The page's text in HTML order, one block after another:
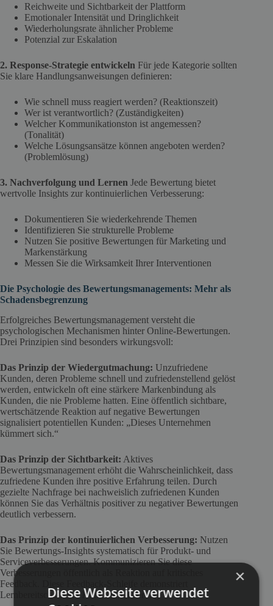
Reichweite und Sichtbarkeit der Plattform
Emotionaler Intensität und Dringlichkeit
Wiederholungsrate ähnlicher Probleme
Potenzial zur Eskalation
2. Response-Strategie entwickeln Für jede Kategorie sollten
Sie klare Handlungsanweisungen definieren:
Wie schnell muss reagiert werden? (Reaktionszeit)
Wer ist verantwortlich? (Zuständigkeiten)
Welcher Kommunikationston ist angemessen?
(Tonalität)
Welche Lösungsansätze können angeboten werden?
(Problemlösung)
3. Nachverfolgung und Lernen Jede Bewertung bietet
wertvolle Insights zur kontinuierlichen Verbesserung:
Dokumentieren Sie wiederkehrende Themen
Identifizieren Sie strukturelle Probleme
Nutzen Sie positive Bewertungen für Marketing und
Markenstärkung
Messen Sie die Wirksamkeit Ihrer Interventionen
Die Psychologie des Bewertungsmanagements: Mehr als
Schadensbegrenzung
Erfolgreiches Bewertungsmanagement versteht die
psychologischen Mechanismen hinter Online-Bewertungen.
Drei Prinzipien sind besonders wirkungsvoll:
Das Prinzip der Wiedergutmachung: Unzufriedene
Kunden, deren Probleme schnell und zufriedenstellend gelöst
werden, entwickeln oft eine stärkere Markenbindung als
Kunden, die nie Probleme hatten. Eine öffentlich sichtbare,
wertschätzende Reaktion auf negative Bewertungen
signalisiert potentiellen Kunden: „Dieses Unternehmen
kümmert sich.“
Das Prinzip der Sichtbarkeit: Aktives
Bewertungsmanagement erhöht die Wahrscheinlichkeit, dass
zufriedene Kunden ihre positive Erfahrung teilen. Durch
gezielte Nachfrage bei nachweislich zufriedenen Kunden
können Sie das Verhältnis positiver zu negativer Bewertungen
deutlich verbessern.
Das Prinzip der kontinuierlichen Verbesserung: Nutzen
Sie Bewertungs-Insights systematisch für Produkt- und
Serviceverbesserungen. Kommunizieren Sie diese
Verbesserungen öffentlich als Reaktion auf kritisches
Feedback. Diese Feedback-Schleife demonstriert
Lernbereitschaft und Kundenorientierung.
×
Diese Webseite verwendet